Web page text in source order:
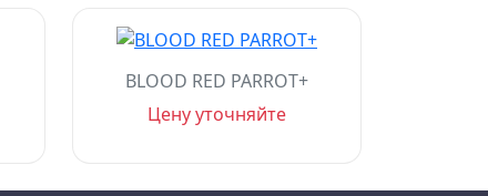
BLOOD RED PARROT+
Цену уточняйте